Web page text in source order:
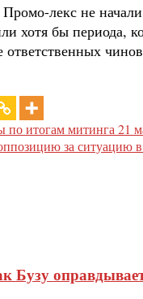
лекс не начали
хотя бы периода,
итогам митинга 21
за ситуацию
Бузу